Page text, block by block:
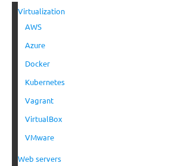
Virtualization
AWS
Azure
Docker
Kubernetes
Vagrant
VirtualBox
VMware
Web servers